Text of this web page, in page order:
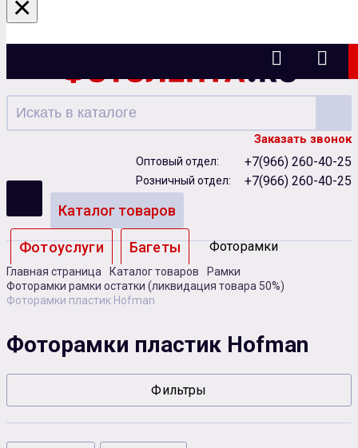
Ижевск
Заказать звонок
Оптовый отдел: +7(966) 260-40-25
Розничный отдел: +7(966) 260-40-25
Каталог товаров
Фотоуслуги Багеты Фоторамки
Альбомы
Батарейки Сублимация
Сувенирная продукция Зарядные устройства
Аксессуары
Главная страница Каталог товаров
Рамки
Фоторамки рамки остатки (ликвидация товара 50%)
Фоторамки пластик Hofman
Фоторамки пластик Hofman
Фильтры
×